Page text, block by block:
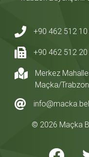
+90 462 512 10
+90 462 512 20
Merkez
Maçka/Trabzon
© 2026 Maçka